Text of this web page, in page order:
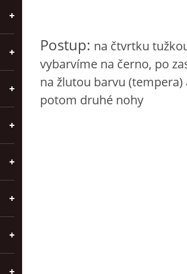
Postup: na čtvrtku
vybarvíme na černo, po
na žlutou barvu
potom druhé nohy